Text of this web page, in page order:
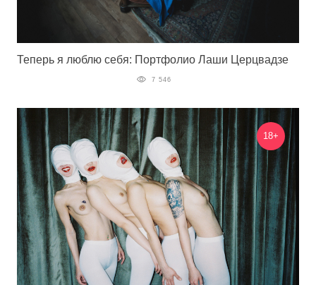
Теперь я люблю себя: Портфолио Лаши Церцвадзе
7 546
18+